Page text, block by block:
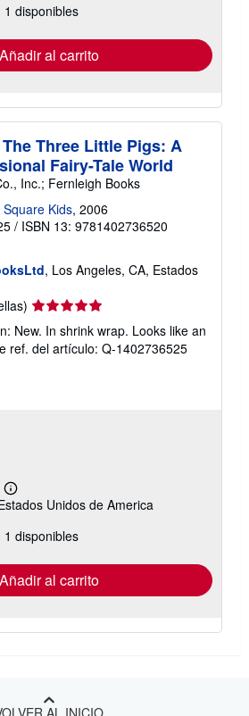
las
tarifas
envío
disponibles
Añadir al carrito
Three Little Pigs: A
Fairy-Tale World
Inc.; Fernleigh Books
Square Kids, 2006
/ ISBN 13: 9781402736520
, Los Angeles, CA, Estados
Calificación
del
vendedor:
5
New. In shrink wrap. Looks like an
ref. del artículo: Q-1402736525
Más
información
las
tarifas
envío
Unidos de America
disponibles
Añadir al carrito
AL INICIO